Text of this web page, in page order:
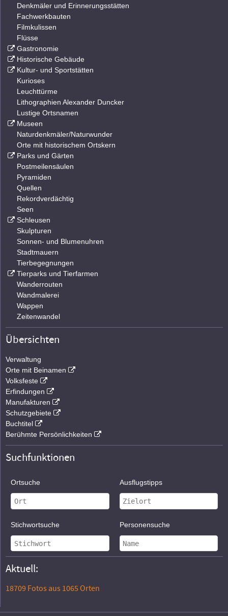
Denkmäler und Erinnerungsstätten
Fachwerkbauten
Filmkulissen
Flüsse
Gastronomie
Historische Gebäude
Kultur- und Sportstätten
Kurioses
Leuchttürme
Lithographien Alexander Duncker
Lustige Ortsnamen
Museen
Naturdenkmäler/Naturwunder
Orte mit historischem Ortskern
Parks und Gärten
Postmeilensäulen
Pyramiden
Quellen
Rekordverdächtig
Seen
Schleusen
Skulpturen
Sonnen- und Blumenuhren
Stadtmauern
Tierbegegnungen
Tierparks und Tierfarmen
Wanderrouten
Wandmalerei
Wappen
Zeitenwandel
Übersichten
Verwaltung
Orte mit Beinamen
Volksfeste
Erfindungen
Manufakturen
Schutzgebiete
Buchtitel
Berühmte Persönlichkeiten
Suchfunktionen
Ortsuche Ausflugstipps
Stichwortsuche Personensuche
Aktuell:
18709 Fotos aus 1065 Orten